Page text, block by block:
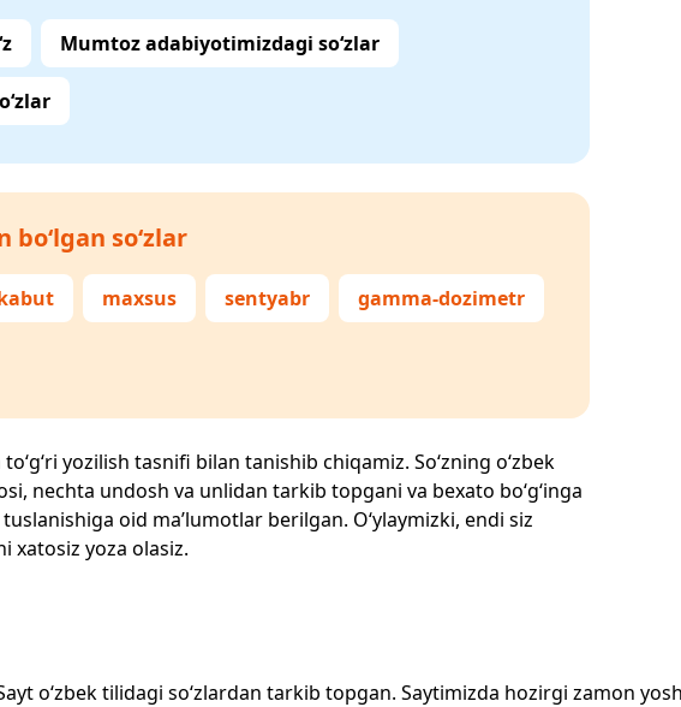
Mumtoz adabiyotimizdagi so‘zlar
so‘zlar
maxsus sentyabr gamma-dozimetr
yozilish tasnifi bilan tanishib chiqamiz. So‘zning o‘zbek
nechta undosh va unlidan tarkib topgani va bexato bo‘g‘inga
oid ma’lumotlar berilgan. O‘ylaymizki, endi siz
xatosiz yoza olasiz.
o‘zbek tilidagi so‘zlardan tarkib topgan. Saytimizda hozirgi zamon